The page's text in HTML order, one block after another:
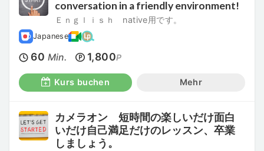
conversation in a friendly environment!
Ｅｎｇｌｉｓｈ native用です。
Japanese
60 Min. 1,800P
Kurs buchen Mehr
カメラオン 短時間の楽しいだけ面白
いだけ自己満足だけのレッスン、卒業
しましょう。